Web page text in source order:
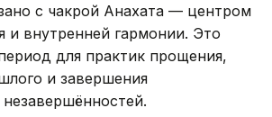
с чакрой Анахата — центром
и внутренней гармонии. Это
для практик прощения,
и завершения